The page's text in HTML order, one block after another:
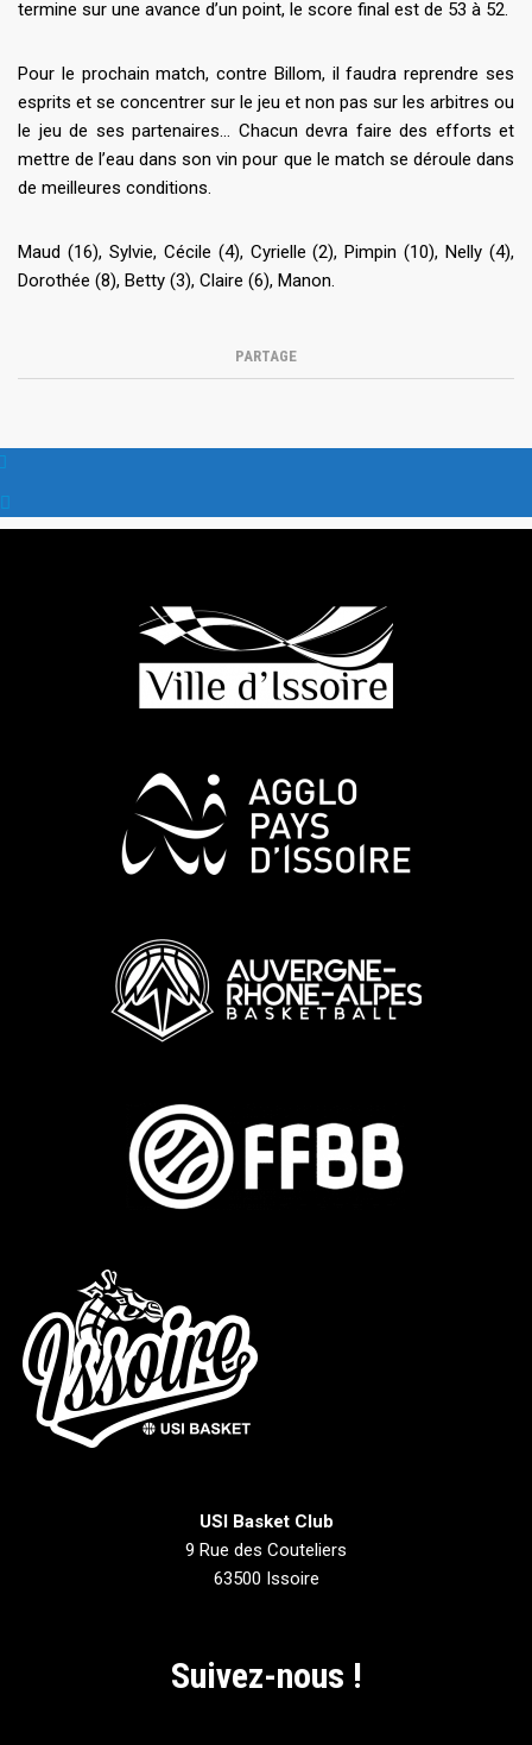
termine sur une avance d’un point, le score final est de 53 à 52.
Pour le prochain match, contre Billom, il faudra reprendre ses
esprits et se concentrer sur le jeu et non pas sur les arbitres ou
le jeu de ses partenaires… Chacun devra faire des efforts et
mettre de l’eau dans son vin pour que le match se déroule dans
de meilleures conditions.
Maud (16), Sylvie, Cécile (4), Cyrielle (2), Pimpin (10), Nelly (4),
Dorothée (8), Betty (3), Claire (6), Manon.
PARTAGE
USI Basket Club
9 Rue des Couteliers
63500 Issoire
Suivez-nous !